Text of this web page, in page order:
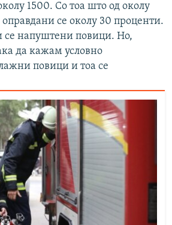
1500. Со тоа што од околу
се околу 30 проценти.
се напуштени повици. Но,
да кажам условно
повици и тоа се